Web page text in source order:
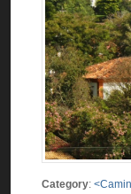
Category: